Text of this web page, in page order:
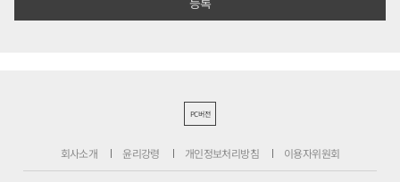
PC버전
회사소개 윤리강령 개인정보처리방침 이용자위원회